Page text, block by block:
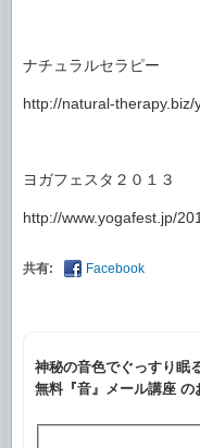
ナチュラルセラピー
http://natural-
ヨガフェスタ２０１３
http://www.yogafest.jp/
共有: Facebook
神秘の音色でぐっすり眠
無料『音』メール講座 の